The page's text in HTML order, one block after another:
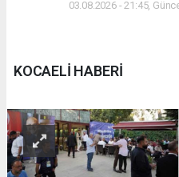
03.08.2026 - 21:45,
KOCAELİ HABERİ